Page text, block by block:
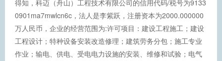
得知，科迈（舟山）工程技术有限公司的信用代码/税号为9133
0901ma7mwlcn6c，法人是李紫跃，注册资本为2000.000000
万人民币，企业的经营范围为:许可项目：建设工程施工；建设
工程设计；特种设备安装改造修理；建筑劳务分包；施工专业
作业；输电、供电、受电电力设施的安装、维修和试验；电气